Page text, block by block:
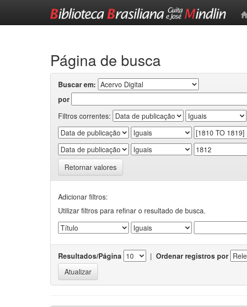
Página de busca
Buscar em:
por
Filtros correntes:
Retornar valores
Adicionar filtros:
Utilizar filtros para refinar o resultado de busca.
Resultados/Página | Ordenar registros por